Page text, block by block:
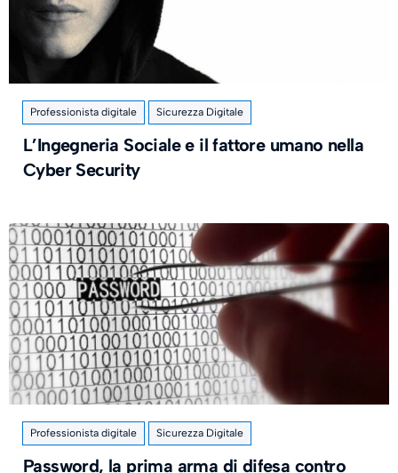
Professionista digitale Sicurezza Digitale
L’Ingegneria Sociale e il fattore umano nella
Cyber Security
Professionista digitale Sicurezza Digitale
Password, la prima arma di difesa contro